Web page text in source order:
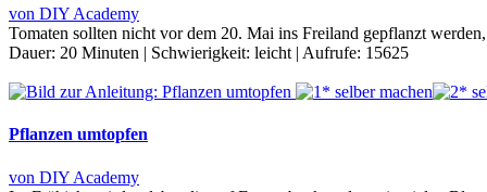
von DIY Academy
Tomaten sollten nicht vor dem 20. Mai ins Freiland gepflanzt
Dauer: 20 Minuten | Schwierigkeit: leicht | Aufrufe: 15625
Pflanzen umtopfen
von DIY Academy